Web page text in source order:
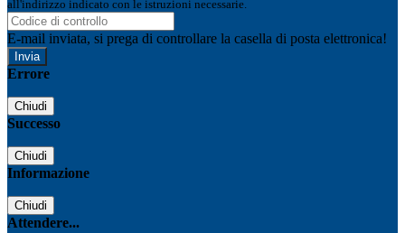
all'indirizzo indicato con le istruzioni necessarie.
E-mail inviata, si prega di controllare la casella di posta elettronica!
Errore
Chiudi
Successo
Chiudi
Informazione
Chiudi
Attendere...